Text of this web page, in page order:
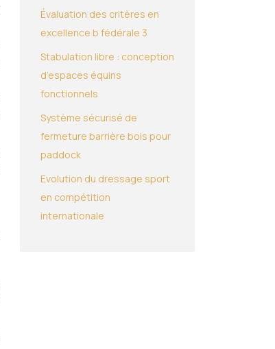
Évaluation des critères en
excellence b fédérale 3
Stabulation libre : conception
d’espaces équins
fonctionnels
Système sécurisé de
fermeture barrière bois pour
paddock
Evolution du dressage sport
en compétition
internationale